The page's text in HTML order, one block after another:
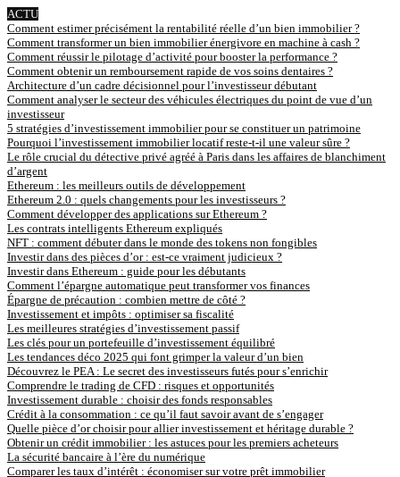
ACTU
Comment estimer précisément la rentabilité réelle d’un bien immobilier ?
Comment transformer un bien immobilier énergivore en machine à cash ?
Comment réussir le pilotage d’activité pour booster la performance ?
Comment obtenir un remboursement rapide de vos soins dentaires ?
Architecture d’un cadre décisionnel pour l’investisseur débutant
Comment analyser le secteur des véhicules électriques du point de vue d’un
investisseur
5 stratégies d’investissement immobilier pour se constituer un patrimoine
Pourquoi l’investissement immobilier locatif reste-t-il une valeur sûre ?
Le rôle crucial du détective privé agréé à Paris dans les affaires de blanchiment
d’argent
Ethereum : les meilleurs outils de développement
Ethereum 2.0 : quels changements pour les investisseurs ?
Comment développer des applications sur Ethereum ?
Les contrats intelligents Ethereum expliqués
NFT : comment débuter dans le monde des tokens non fongibles
Investir dans des pièces d’or : est-ce vraiment judicieux ?
Investir dans Ethereum : guide pour les débutants
Comment l’épargne automatique peut transformer vos finances
Épargne de précaution : combien mettre de côté ?
Investissement et impôts : optimiser sa fiscalité
Les meilleures stratégies d’investissement passif
Les clés pour un portefeuille d’investissement équilibré
Les tendances déco 2025 qui font grimper la valeur d’un bien
Découvrez le PEA : Le secret des investisseurs futés pour s’enrichir
Comprendre le trading de CFD : risques et opportunités
Investissement durable : choisir des fonds responsables
Crédit à la consommation : ce qu’il faut savoir avant de s’engager
Quelle pièce d’or choisir pour allier investissement et héritage durable ?
Obtenir un crédit immobilier : les astuces pour les premiers acheteurs
La sécurité bancaire à l’ère du numérique
Comparer les taux d’intérêt : économiser sur votre prêt immobilier